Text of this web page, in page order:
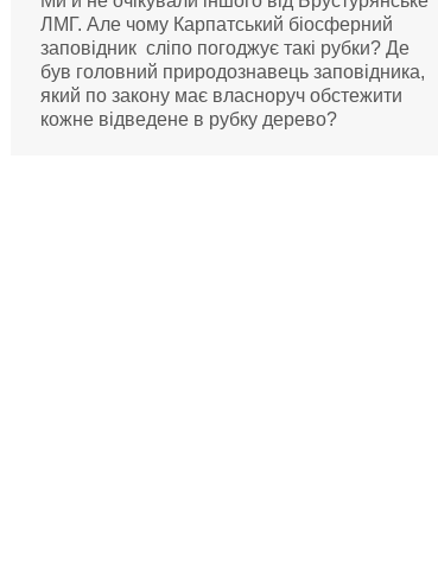
ЛМГ. Але чому Карпатський біосферний
заповідник сліпо погоджує такі рубки? Де
був головний природознавець заповідника,
який по закону має власноруч обстежити
кожне відведене в рубку дерево?